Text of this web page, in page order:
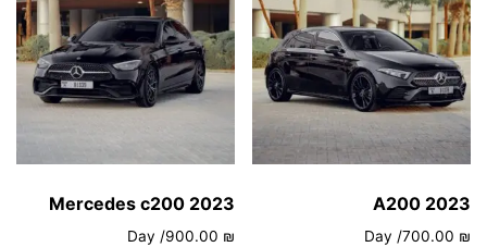
A200 2023
700.00 ₪
/ Day
Mercedes c200 2023
900.00 ₪
/ Day